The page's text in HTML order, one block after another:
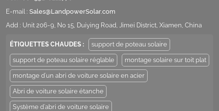
E-mail : Sales@LandpowerSolar.com
Add : Unit 206-9, No 15, Duiying Road, Jimei District, Xiamen, China
ÉTIQUETTES CHAUDES : support de poteau solaire
support de poteau solaire réglable montage solaire sur toit plat
montage d'un abri de voiture solaire en acier
Abri de voiture solaire étanche
Système d'abri de voiture solaire